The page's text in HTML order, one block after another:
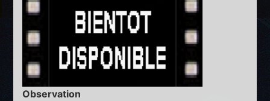
Observation